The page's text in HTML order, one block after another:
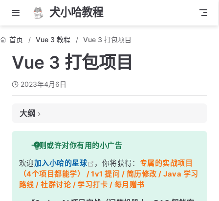
犬小哈教程
首页 Vue 3 教程 Vue 3 打包项目
Vue 3 打包项目
2023年4月6日
大纲
前言
打包项目
一则或许对你有用的小广告
欢迎加入小哈的星球 ，你将获得： 专属的实战项目
（4个项目都能学） / 1v1 提问 / 简历修改 / Java 学习
路线 / 社群讨论 / 学习打卡 / 每月赠书